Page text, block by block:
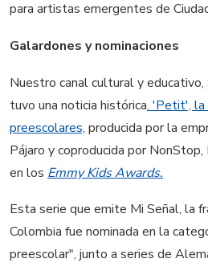
para artistas emergentes de
Galardones y nominaciones
Nuestro canal cultural y
tuvo una noticia histórica. 'Petit', la
preescolares, producida por la
Pájaro y coproducida por NonStop,
en los Emmy Kids Awards.
Esta serie que emite Mi Señal, la
Colombia fue nominada en la
preescolar", junto a series de